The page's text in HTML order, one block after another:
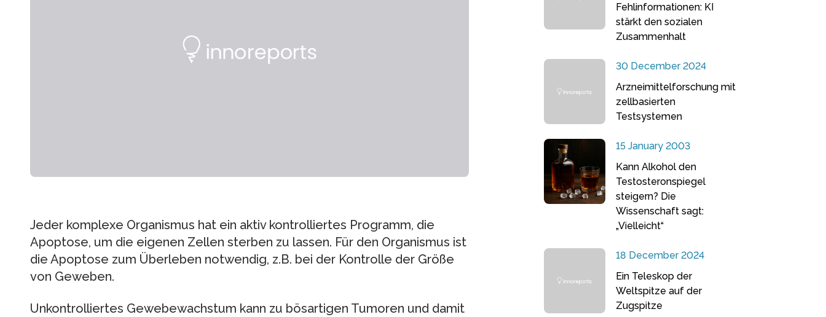
Jeder komplexe Organismus hat ein aktiv kontrolliertes Programm, die
Apoptose, um die eigenen Zellen sterben zu lassen. Für den Organismus ist
die Apoptose zum Überleben notwendig, z.B. bei der Kontrolle der Größe
von Geweben.
Unkontrolliertes Gewebewachstum kann zu bösartigen Tumoren und damit
Fehlinformationen: KI
stärkt den sozialen
Zusammenhalt
30 December 2024
Arzneimittelforschung mit
zellbasierten
Testsystemen
15 January 2003
Kann Alkohol den
Testosteronspiegel
steigern? Die
Wissenschaft sagt:
„Vielleicht“
18 December 2024
Ein Teleskop der
Weltspitze auf der
Zugspitze